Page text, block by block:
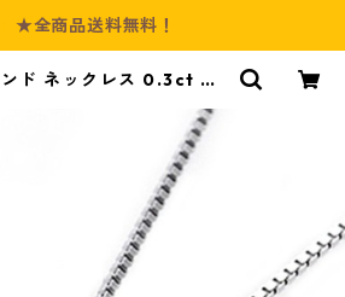
★全商品送料無料！
ド ネックレス 0.3ct K1
モチーフ ペンダント 鑑別
き ジュエリー アクセサリ
ィース | Culture-Booth